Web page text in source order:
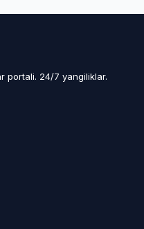
portali. 24/7 yangiliklar.